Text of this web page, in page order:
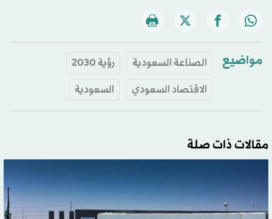
مواضيع الصناعة السعودية
رؤية 2030
الاقتصاد السعودي
السعودية
مقالات ذات صلة